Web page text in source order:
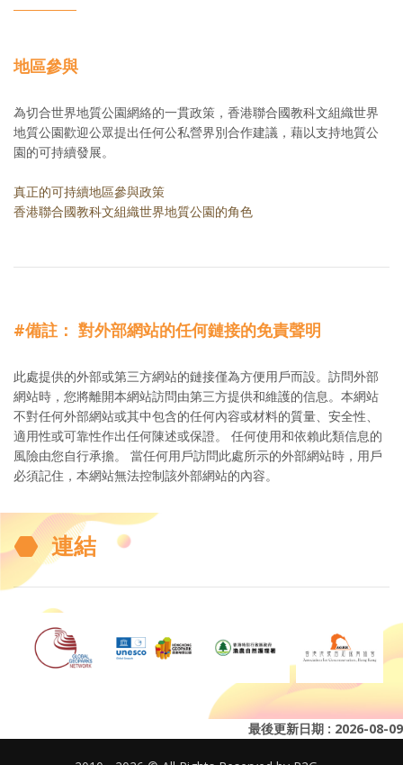
地區參與
為切合世界地質公園網絡的一貫政策 ， 香港聯合國教科文組織世界
地質公園歡迎公眾提出任何公私營界別合作建議，藉以支持地質公
園的可持續發展。
真正的可持續地區參與政策
香港聯合國教科文組織世界地質公園的角色
#備註： 對外部網站的任何鏈接的免責聲明
此處提供的外部或第三方網站的鏈接僅為方便用戶而設。訪問外部
網站時，您將離開本網站訪問由第三方提供和維護的信息。本網站
不對任何外部網站或其中包含的任何內容或材料的質量、安全性、
適用性或可靠性作出任何陳述或保證。 任何使用和依賴此類信息的
風險由您自行承擔。 當任何用戶訪問此處所示的外部網站時，用戶
必須記住，本網站無法控制該外部網站的內容。
連結
最後更新日期 : 2026-08-09